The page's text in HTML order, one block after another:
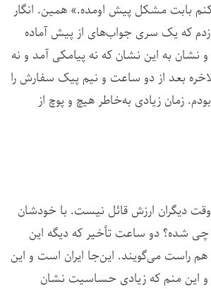
بابت مشکل پیش اومده.» همین. انگار
که یک سری جواب‌های از پیش آماده
نشان به این نشان که نه پیامکی آمد و نه
بعد از دو ساعت و نیم پیک سفارش را
زمان زیادی به‌خاطر هیچ و پوچ از
دیگران ارزش قائل نیست. با خودشان
چی شده؟ دو ساعت تأخیر که دیگه این
هم راست می‌گویند. این‌جا ایران است و این
این منم که زیادی حساسیت نشان